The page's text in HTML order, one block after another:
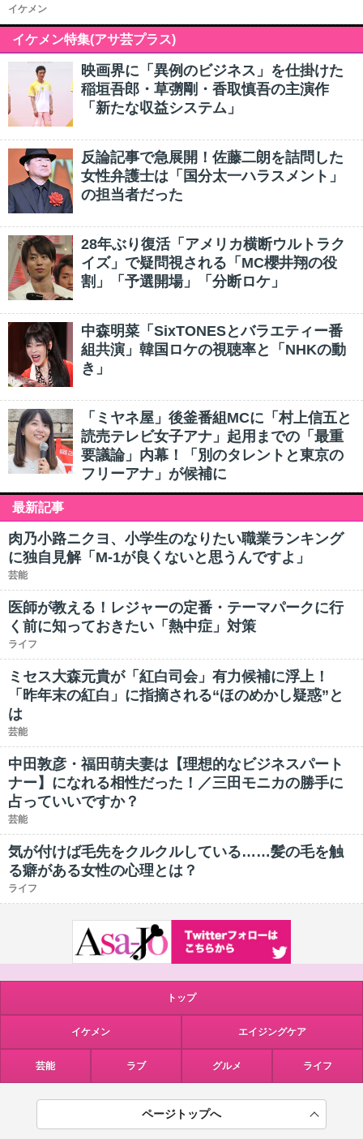
イケメン
イケメン特集(アサ芸プラス)
映画界に「異例のビジネス」を仕掛けた
稲垣吾郎・草彅剛・香取慎吾の主演作
「新たな収益システム」
反論記事で急展開！佐藤二朗を詰問した
女性弁護士は「国分太一ハラスメント」
の担当者だった
28年ぶり復活「アメリカ横断ウルトラク
イズ」で疑問視される「MC櫻井翔の役
割」「予選開場」「分断ロケ」
中森明菜「SixTONESとバラエティー番
組共演」韓国ロケの視聴率と「NHKの動
き」
「ミヤネ屋」後釜番組MCに「村上信五と
読売テレビ女子アナ」起用までの「最重
要議論」内幕！「別のタレントと東京の
フリーアナ」が候補に
最新記事
肉乃小路ニクヨ、小学生のなりたい職業ランキング
に独自見解「M-1が良くないと思うんですよ」
芸能
医師が教える！レジャーの定番・テーマパークに行
く前に知っておきたい「熱中症」対策
ライフ
ミセス大森元貴が「紅白司会」有力候補に浮上！
「昨年末の紅白」に指摘される“ほのめかし疑惑”と
は
芸能
中田敦彦・福田萌夫妻は【理想的なビジネスパート
ナー】になれる相性だった！／三田モニカの勝手に
占っていいですか？
芸能
気が付けば毛先をクルクルしている……髪の毛を触
る癖がある女性の心理とは？
ライフ
トップ
イケメン エイジングケア
芸能 ラブ グルメ ライフ
ページトップへ